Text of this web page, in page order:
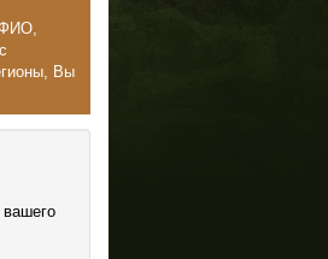
ФИО,
Вы